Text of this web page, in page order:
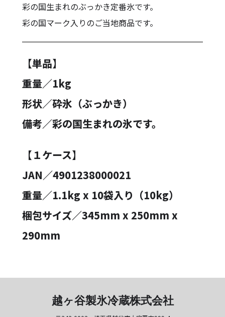
彩の国生まれのぶっかき定番氷です。
彩の国マーク入りのご当地商品です。
【単品】
重量／1kg
形状／砕氷（ぶっかき）
備考／彩の国生まれの氷です。
【１ケース】
JAN／4901238000021
重量／1.1kg x 10袋入り（10kg）
梱包サイズ／345mm x 250mm x
290mm
越ヶ谷製氷冷蔵株式会社